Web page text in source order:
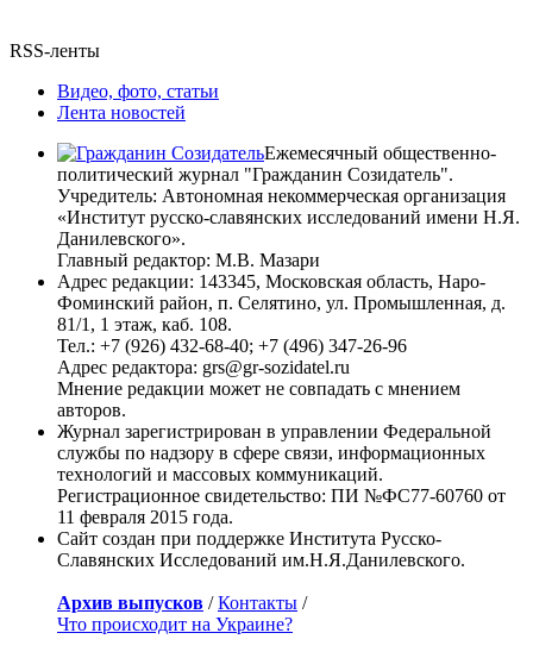
RSS-ленты
Видео, фото, статьи
Лента новостей
Ежемесячный общественно-
политический журнал "Гражданин Созидатель".
Учредитель: Автономная некоммерческая организация
«Институт русско-славянских исследований имени Н.Я.
Данилевского».
Главный редактор: М.В. Мазари
Адрес редакции: 143345, Московская область, Наро-
Фоминский район, п. Селятино, ул. Промышленная, д.
81/1, 1 этаж, каб. 108.
Тел.: +7 (926) 432-68-40; +7 (496) 347-26-96
Адрес редактора: grs@gr-sozidatel.ru
Мнение редакции может не совпадать с мнением
авторов.
Журнал зарегистрирован в управлении Федеральной
службы по надзору в сфере связи, информационных
технологий и массовых коммуникаций.
Регистрационное свидетельство: ПИ №ФС77-60760 от
11 февраля 2015 года.
Сайт создан при поддержке Института Русско-
Славянских Исследований им.Н.Я.Данилевского.
Архив выпусков /Контакты /
Что происходит на Украине?